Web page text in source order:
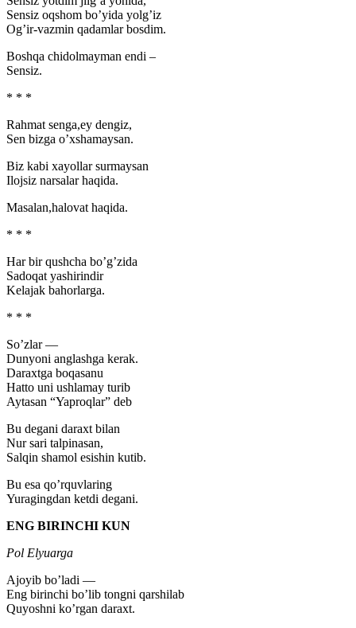
Sensiz oqshom bo’yida yolg’iz
Og’ir-vazmin qadamlar bosdim.
Boshqa chidolmayman endi –
Sensiz.
* * *
Rahmat senga,ey dengiz,
Sen bizga o’xshamaysan.
Biz kabi xayollar surmaysan
Ilojsiz narsalar haqida.
Masalan,halovat haqida.
* * *
Har bir qushcha bo’g’zida
Sadoqat yashirindir
Kelajak bahorlarga.
* * *
So’zlar —
Dunyoni anglashga kerak.
Daraxtga boqasanu
Hatto uni ushlamay turib
Aytasan “Yaproqlar” deb
Bu degani daraxt bilan
Nur sari talpinasan,
Salqin shamol esishin kutib.
Bu esa qo’rquvlaring
Yuragingdan ketdi degani.
ENG BIRINCHI KUN
Pol Elyuarga
Ajoyib bo’ladi —
Eng birinchi bo’lib tongni qarshilab
Quyoshni ko’rgan daraxt.